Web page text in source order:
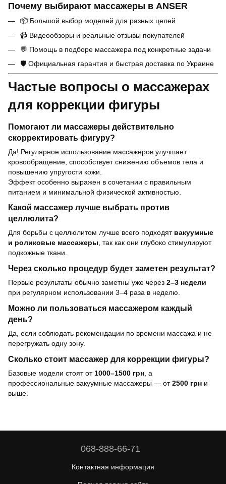
Почему выбирают массажеры в ANSER
📦 Большой выбор моделей для разных целей
📹 Видеообзоры и реальные отзывы покупателей
💬 Помощь в подборе массажера под конкретные задачи
🛡 Официальная гарантия и быстрая доставка по Украине
Частые вопросы о массажерах
для коррекции фигуры
Помогают ли массажеры действительно
скорректировать фигуру?
Да! Регулярное использование массажеров улучшает
кровообращение, способствует снижению объемов тела и
повышению упругости кожи.
Эффект особенно выражен в сочетании с правильным
питанием и минимальной физической активностью.
Какой массажер лучше выбрать против
целлюлита?
Для борьбы с целлюлитом лучше всего подходят вакуумные
и роликовые массажеры, так как они глубоко стимулируют
подкожные ткани.
Через сколько процедур будет заметен результат?
Первые результаты обычно заметны уже через 2–3 недели
при регулярном использовании 3–4 раза в неделю.
Можно ли пользоваться массажером каждый
день?
Да, если соблюдать рекомендации по времени массажа и не
перегружать одну зону.
Сколько стоит массажер для коррекции фигуры?
Базовые модели стоят от 1000–1500 грн , а
профессиональные вакуумные массажеры — от2500 грн и
выше.
068-888-66-71
Контактная информация